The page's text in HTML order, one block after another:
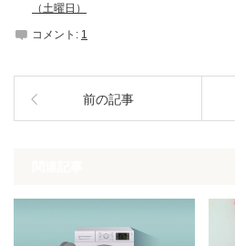
（土曜日）
コメント: 1
前の記事